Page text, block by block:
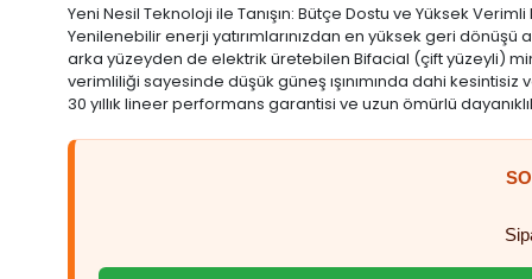
Yeni Nesil Teknoloji ile Tanışın: Bütçe Dostu ve Yüksek
Yenilenebilir enerji yatırımlarınızdan en yüksek geri
arka yüzeyden de elektrik üretebilen Bifacial (çift yüzeyli)
verimliliği sayesinde düşük güneş ışınımında dahi
30 yıllık lineer performans garantisi ve uzun ömürlü